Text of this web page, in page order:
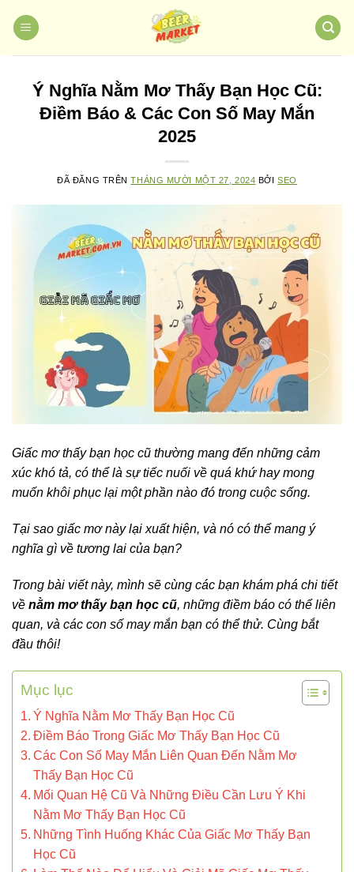
đến
Ý Nghĩa Nằm Mơ Thấy Bạn Học Cũ:
Điềm Báo & Các Con Số May Mắn
2025
ĐÃ ĐĂNG TRÊNTHÁNG MƯỜI MỘT 27, 2024 BỞISEO
Giấc mơ thấy bạn học cũ thường mang đến những cảm
xúc khó tả, có thể là sự tiếc nuối về quá khứ hay mong
muốn khôi phục lại một phần nào đó trong cuộc sống.
Tại sao giấc mơ này lại xuất hiện, và nó có thể mang ý
nghĩa gì về tương lai của bạn?
Trong bài viết này, mình sẽ cùng các bạn khám phá chi tiết
về nằm mơ thấy bạn học cũ, những điềm báo có thể liên
quan, và các con số may mắn bạn có thể thử. Cùng bắt
đầu thôi!
Mục lục
Ý Nghĩa Nằm Mơ Thấy Bạn Học Cũ
Điềm Báo Trong Giấc Mơ Thấy Bạn Học Cũ
Các Con Số May Mắn Liên Quan Đến Nằm Mơ
Thấy Bạn Học Cũ
Mối Quan Hệ Cũ Và Những Điều Cần Lưu Ý Khi
Nằm Mơ Thấy Bạn Học Cũ
Những Tình Huống Khác Của Giấc Mơ Thấy Bạn
Học Cũ